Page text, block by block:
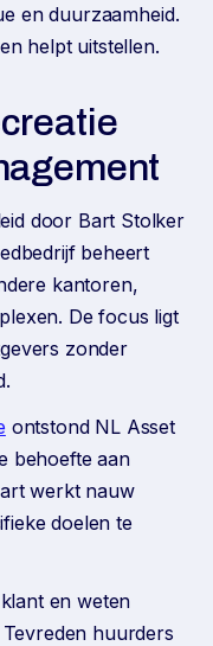
en duurzaamheid.
helpt uitstellen.
door Bart Stolker
beheert
kantoren,
De focus ligt
zonder
ontstond NL Asset
behoefte aan
werkt nauw
doelen te
en weten
huurders